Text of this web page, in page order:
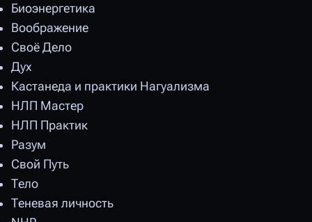
Биоэнергетика
Воображение
Своё Дело
Дух
Кастанеда и практики Нагуализма
НЛП Мастер
НЛП Практик
Разум
Свой Путь
Тело
Теневая личность